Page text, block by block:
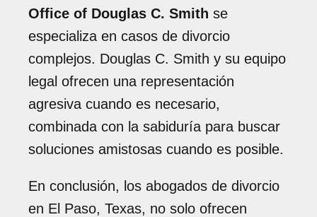
Office of Douglas C. Smith se
especializa en casos de divorcio
complejos. Douglas C. Smith y su equipo
legal ofrecen una representación
agresiva cuando es necesario,
combinada con la sabiduría para buscar
soluciones amistosas cuando es posible.
En conclusión, los abogados de divorcio
en El Paso, Texas, no solo ofrecen